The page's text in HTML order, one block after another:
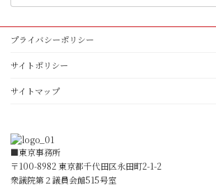
プライバシーポリシー
サイトポリシー
サイトマップ
■東京事務所
〒100-8982 東京都千代田区永田町2-1-2
衆議院第２議員会館515号室